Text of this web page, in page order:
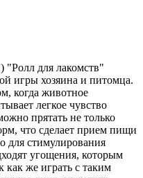
"Ролл для лакомств"
игры хозяина и питомца.
когда животное
легкое чувство
прятать не только
что сделает прием пищи
для стимулирования
угощения, которым
как же играть с таким